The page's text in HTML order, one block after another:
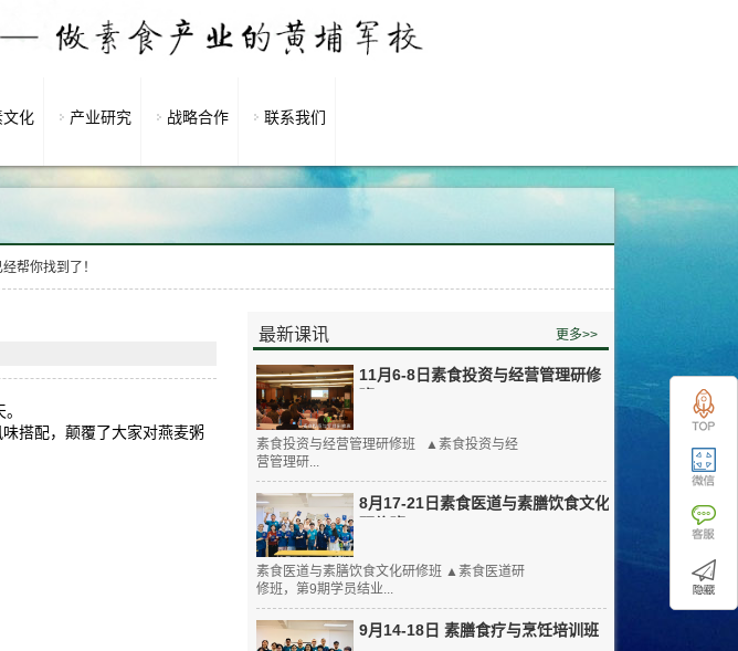
文化 产业研究 战略合作 联系我们
帮你找到了！
最新课讯 更多>>
11月6-8日素食投资与经营管理研修
素食投资与经营管理研修班 ▲素食投资与经
营管理研...
8月17-21日素食医道与素膳饮食文化
研修班
素食医道与素膳饮食文化研修班 ▲素食医道研
修班，第9期学员结业...
9月14-18日 素膳食疗与烹饪培训班
搭配，颠覆了大家对燕麦粥